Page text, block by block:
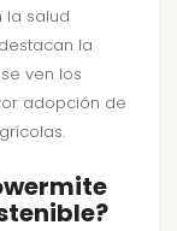
la salud
la
ven los
adopción de